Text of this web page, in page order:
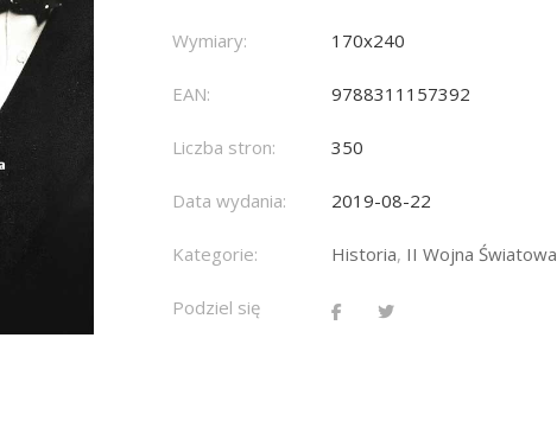
Wymiary: 170x240
EAN: 9788311157392
Liczba stron: 350
Data wydania: 2019-08-22
Kategorie: Historia, II Wojna Światowa
Podziel się